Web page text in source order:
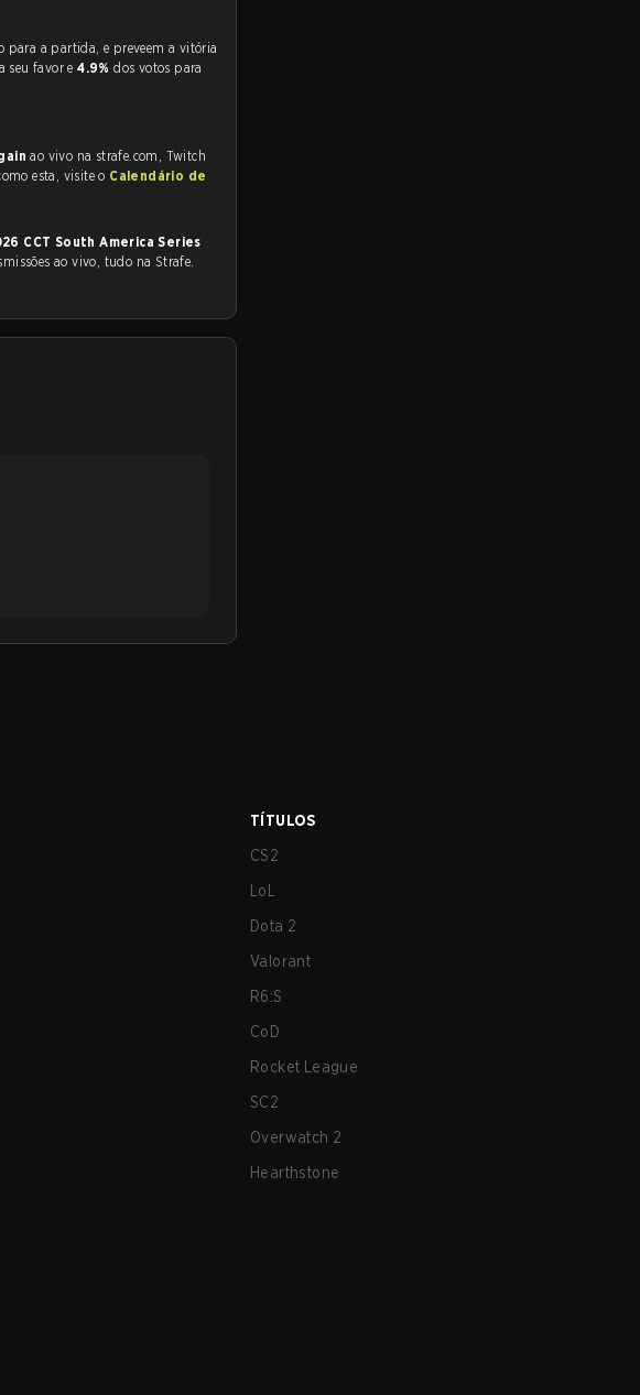
seu favor e4.9%dos votos para
ao vivo na strafe.com, Twitch
esta, visite o Calendário de
CCT South America Series
ao vivo, tudo na Strafe.
TÍTULOS
CS2
LoL
Dota 2
Valorant
R6:S
CoD
Rocket League
SC2
Overwatch 2
Hearthstone